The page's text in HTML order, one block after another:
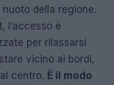
della regione.
l’accesso è
per rilassarsi
vicino ai bordi,
centro. È il modo